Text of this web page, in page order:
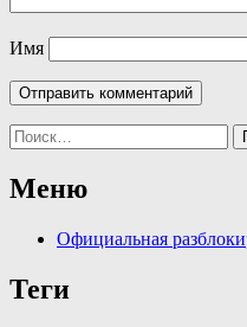
Имя
Найти:
Меню
Официальная
Теги